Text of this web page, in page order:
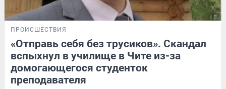
ПРОИСШЕСТВИЯ
«Отправь себя без трусиков». Скандал
вспыхнул в училище в Чите из-за
домогающегося студенток
преподавателя